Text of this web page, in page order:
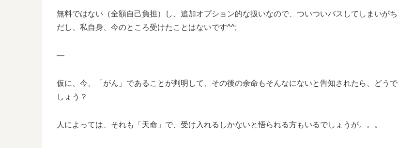
無料ではない（全額自己負担）し、追加オプション的な扱いなので、ついついパスしてしまいがち
だし、私自身、今のところ受けたことはないです^^;
—
仮に、今、「がん」であることが判明して、その後の余命もそんなにないと告知されたら、どうで
しょう？
人によっては、それも「天命」で、受け入れるしかないと悟られる方もいるでしょうが。。。